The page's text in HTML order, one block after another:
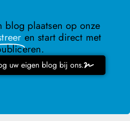
plaatsen op onze
en start direct met
uw eigen blog bij ons.